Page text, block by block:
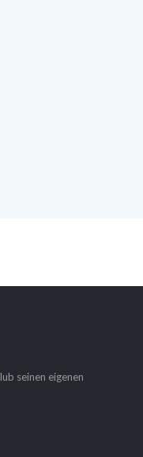
seinen eigenen